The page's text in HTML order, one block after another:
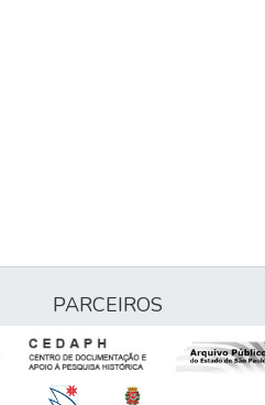
PARCEIROS